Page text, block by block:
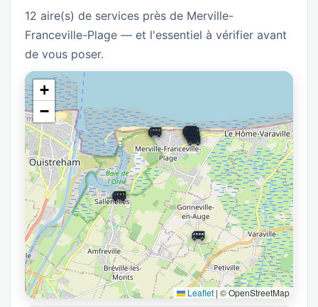
12 aire(s) de services près de Merville-
Franceville-Plage — et l'essentiel à vérifier avant
de vous poser.
🚐
🚐
🚐
🚐
🚐
🚐
🚐
🚐
🚐
🚐
🚐
🚐
+
−
Leaflet | © OpenStreetMap